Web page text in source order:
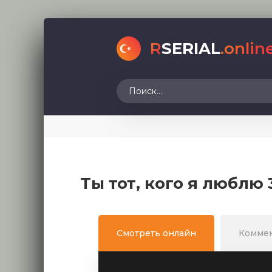
RSERIAL
Ты тот, кого я люблю
Смотреть онлайн